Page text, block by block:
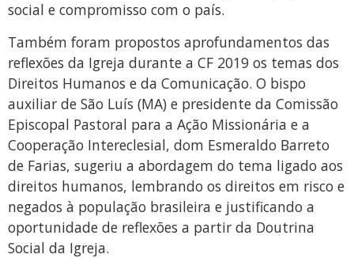
social e compromisso com o país.
Também foram propostos aprofundamentos das
reflexões da Igreja durante a CF 2019 os temas dos
Direitos Humanos e da Comunicação. O bispo
auxiliar de São Luís (MA) e presidente da Comissão
Episcopal Pastoral para a Ação Missionária e a
Cooperação Intereclesial, dom Esmeraldo Barreto
de Farias, sugeriu a abordagem do tema ligado aos
direitos humanos, lembrando os direitos em risco e
negados à população brasileira e justificando a
oportunidade de reflexões a partir da Doutrina
Social da Igreja.